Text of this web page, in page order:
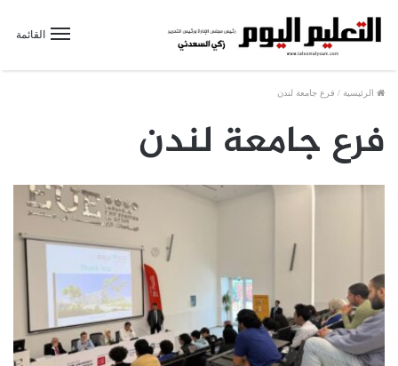
القائمة
الرئيسية / فرع جامعة لندن
فرع جامعة لندن